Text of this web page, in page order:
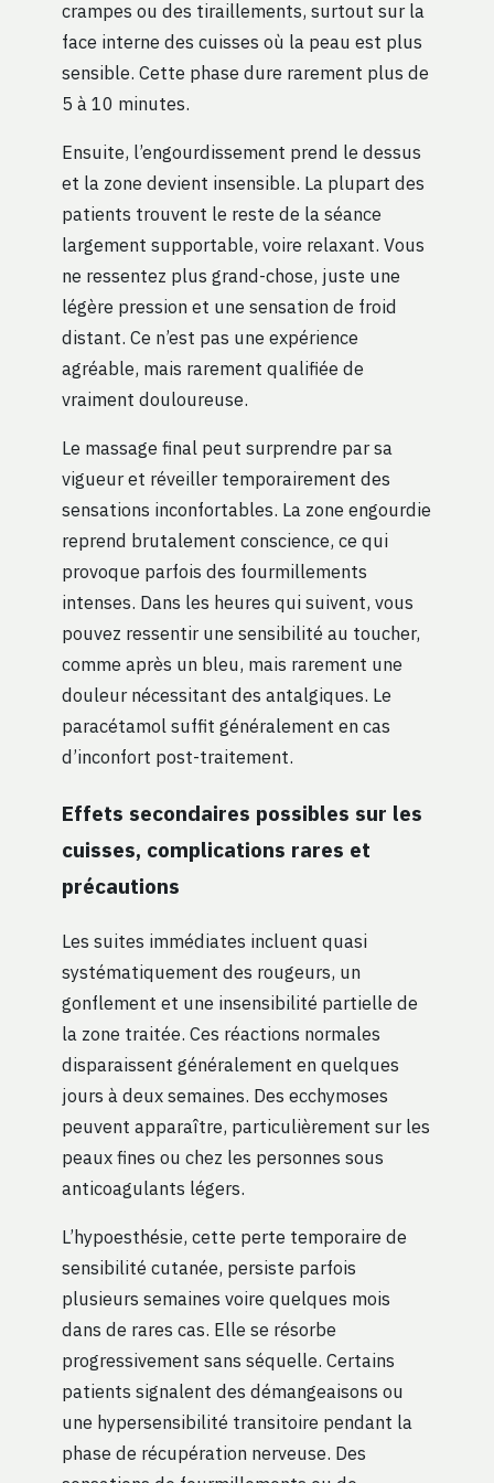
crampes ou des tiraillements, surtout sur la
face interne des cuisses où la peau est plus
sensible. Cette phase dure rarement plus de
5 à 10 minutes.
Ensuite, l’engourdissement prend le dessus
et la zone devient insensible. La plupart des
patients trouvent le reste de la séance
largement supportable, voire relaxant. Vous
ne ressentez plus grand-chose, juste une
légère pression et une sensation de froid
distant. Ce n’est pas une expérience
agréable, mais rarement qualifiée de
vraiment douloureuse.
Le massage final peut surprendre par sa
vigueur et réveiller temporairement des
sensations inconfortables. La zone engourdie
reprend brutalement conscience, ce qui
provoque parfois des fourmillements
intenses. Dans les heures qui suivent, vous
pouvez ressentir une sensibilité au toucher,
comme après un bleu, mais rarement une
douleur nécessitant des antalgiques. Le
paracétamol suffit généralement en cas
d’inconfort post-traitement.
Effets secondaires possibles sur les
cuisses, complications rares et
précautions
Les suites immédiates incluent quasi
systématiquement des rougeurs, un
gonflement et une insensibilité partielle de
la zone traitée. Ces réactions normales
disparaissent généralement en quelques
jours à deux semaines. Des ecchymoses
peuvent apparaître, particulièrement sur les
peaux fines ou chez les personnes sous
anticoagulants légers.
L’hypoesthésie, cette perte temporaire de
sensibilité cutanée, persiste parfois
plusieurs semaines voire quelques mois
dans de rares cas. Elle se résorbe
progressivement sans séquelle. Certains
patients signalent des démangeaisons ou
une hypersensibilité transitoire pendant la
phase de récupération nerveuse. Des